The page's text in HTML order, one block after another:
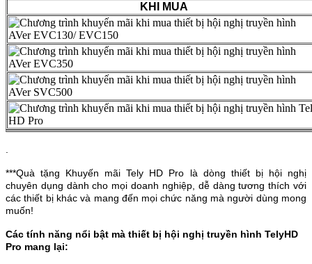
KHI MUA
.
***Quà tặng Khuyến mãi Tely HD Pro là dòng thiết bị hội nghị
chuyên dụng dành cho mọi doanh nghiệp, dễ dàng tương thích với
các thiết bị khác và mang đến mọi chức năng mà người dùng mong
muốn!
Các tính năng nổi bật mà thiết bị hội nghị truyền hình TelyHD
Pro mang lại: